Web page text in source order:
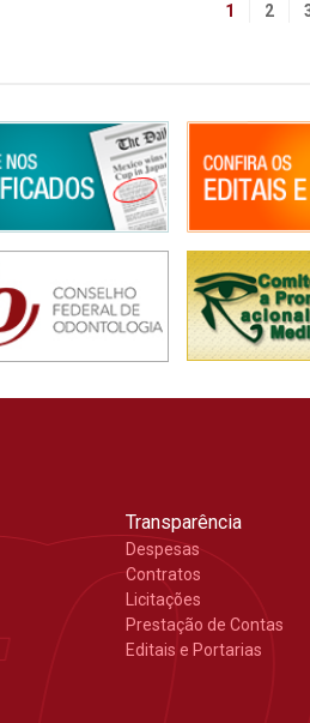
1 2
Transparência
Despesas
Contratos
Licitações
Prestação de Contas
Editais e Portarias